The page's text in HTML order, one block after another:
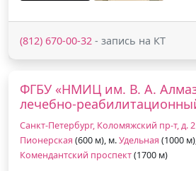
(812) 670-00-32 - запись на КТ
ФГБУ «НМИЦ им. В. А.
лечебно-
Санкт-Петербург, Коломяжский пр-т, д.
Пионерская (600 м), м.Удельная (1000
Комендантский проспект(1700 м)